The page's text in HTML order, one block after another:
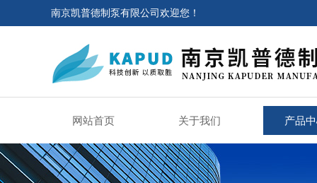
南京凯普德制泵有限公司欢迎您！
网站首页 关于我们 产品